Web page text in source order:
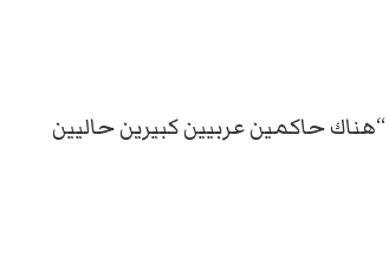
حاكمين عربيين كبيرين حاليين